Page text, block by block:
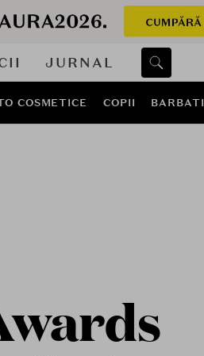
JURNAL
COSMETICE COPII BARBATI